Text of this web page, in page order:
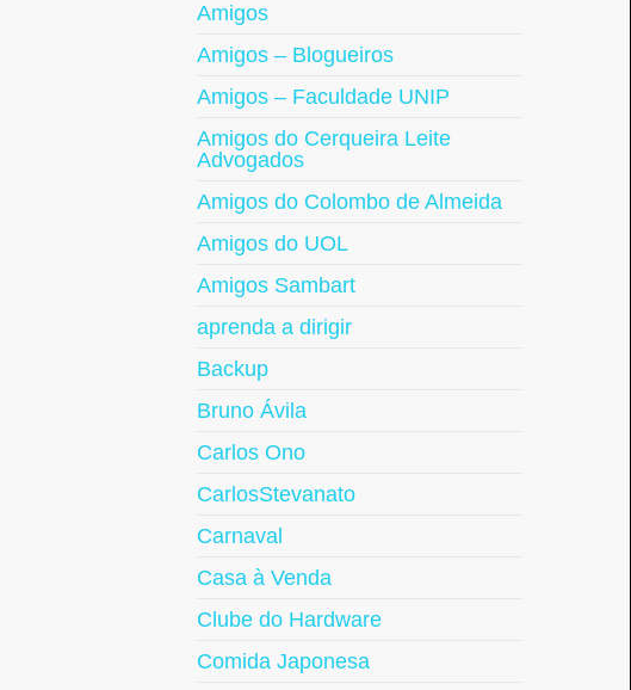
Amigos
Amigos – Blogueiros
Amigos – Faculdade UNIP
Amigos do Cerqueira Leite
Advogados
Amigos do Colombo de Almeida
Amigos do UOL
Amigos Sambart
aprenda a dirigir
Backup
Bruno Ávila
Carlos Ono
CarlosStevanato
Carnaval
Casa à Venda
Clube do Hardware
Comida Japonesa